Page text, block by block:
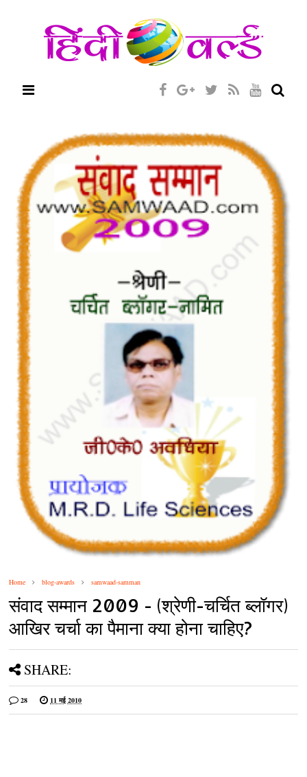
Home blog-awards samwaad-samman
संवाद सम्मान 2009 - (श्रेणी-चर्चित ब्लॉगर)
आखिर चर्चा का पैमाना क्या होना चाहिए?
SHARE:
28 11 मई 2010